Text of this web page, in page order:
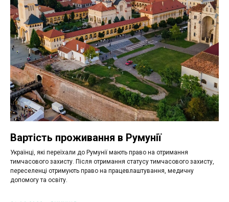
Вартість проживання в Румунії
Українці, які переїхали до Румунії мають право на отримання
тимчасового захисту. Після отримання статусу тимчасового захисту,
переселенці отримують право на працевлаштування, медичну
допомогу та освіту.
Канал в
Telegram
Telegram канал Українці в Румунії
Viber канал Українці в Румунії